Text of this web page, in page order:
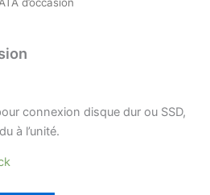
connexion disque dur ou SSD,
à l’unité.